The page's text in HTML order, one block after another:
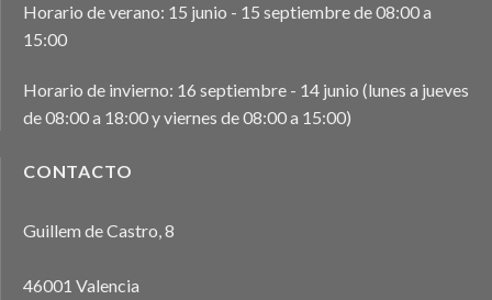
Horario de verano: 15 junio - 15 septiembre de 08:00 a
15:00
Horario de invierno: 16 septiembre - 14 junio (lunes a jueves
de 08:00 a 18:00 y viernes de 08:00 a 15:00)
CONTACTO
Guillem de Castro, 8
46001 Valencia